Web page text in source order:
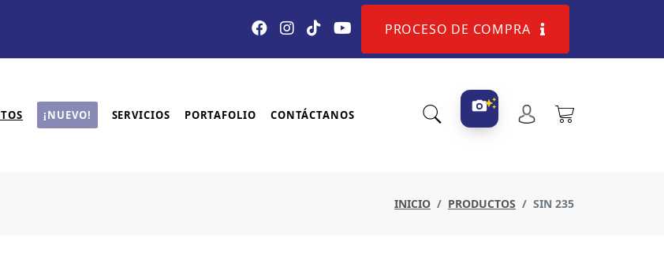
PROCESO DE COMPRA
¡NUEVO! SERVICIOS PORTAFOLIO CONTÁCTANOS
INICIO PRODUCTOS SIN 235